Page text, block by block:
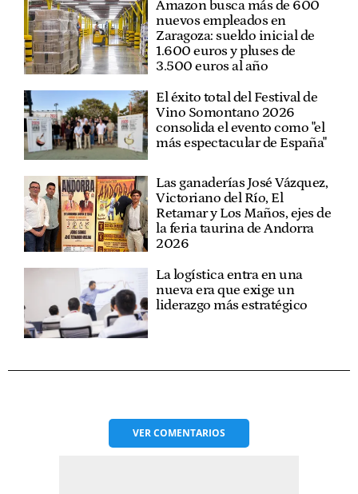
Amazon busca más de 600
nuevos empleados en
Zaragoza: sueldo inicial de
1.600 euros y pluses de
3.500 euros al año
El éxito total del Festival de
Vino Somontano 2026
consolida el evento como "el
más espectacular de España"
Las ganaderías José Vázquez,
Victoriano del Río, El
Retamar y Los Maños, ejes de
la feria taurina de Andorra
2026
La logística entra en una
nueva era que exige un
liderazgo más estratégico
VERCOMENTARIOS